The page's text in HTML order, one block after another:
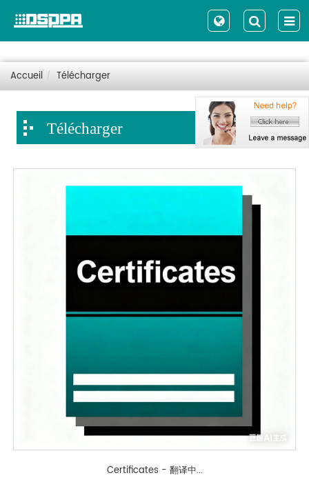
Accueil Télécharger
Télécharger
Certificates - 翻译中...